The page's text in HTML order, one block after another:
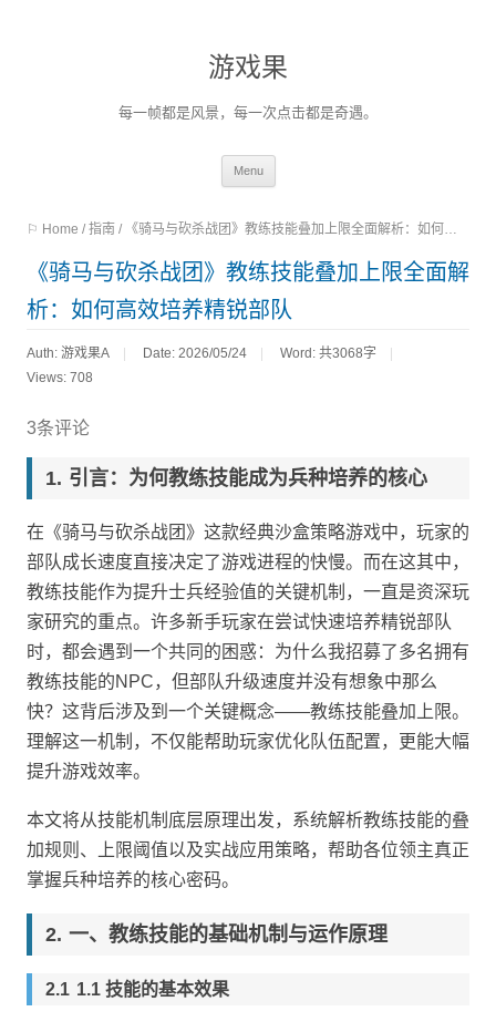
游戏果
每一帧都是风景，每一次点击都是奇遇。
Menu
content
⚐ Home / 指南 / 《骑马与砍杀战团》教练技能叠加上限全面解析：如何高效培养精锐部队
《骑马与砍杀战团》教练技能叠加上限全面解
析：如何高效培养精锐部队
Auth: 游戏果A Date: 2026/05/24 Word: 共3068字
Views: 708
3条评论
引言：为何教练技能成为兵种培养的核心
在《骑马与砍杀战团》这款经典沙盒策略游戏中，玩家的
部队成长速度直接决定了游戏进程的快慢。而在这其中，
教练技能作为提升士兵经验值的关键机制，一直是资深玩
家研究的重点。许多新手玩家在尝试快速培养精锐部队
时，都会遇到一个共同的困惑：为什么我招募了多名拥有
教练技能的NPC，但部队升级速度并没有想象中那么
快？这背后涉及到一个关键概念——教练技能叠加上限。
理解这一机制，不仅能帮助玩家优化队伍配置，更能大幅
提升游戏效率。
本文将从技能机制底层原理出发，系统解析教练技能的叠
加规则、上限阈值以及实战应用策略，帮助各位领主真正
掌握兵种培养的核心密码。
一、教练技能的基础机制与运作原理
1.1 技能的基本效果